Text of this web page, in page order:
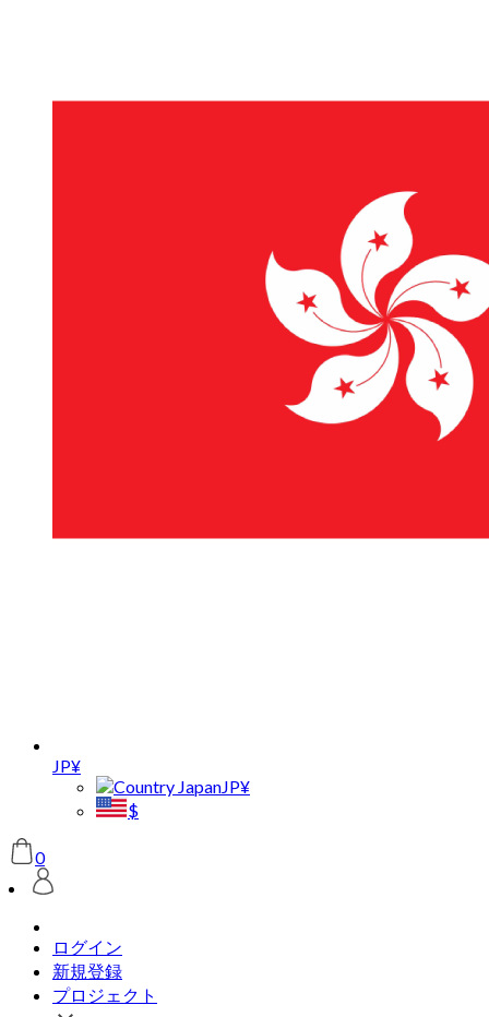
JP¥
JP¥
$
0
ログイン
新規登録
プロジェクト